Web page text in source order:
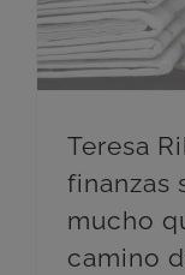
Teresa
finanzas
mucho
camino